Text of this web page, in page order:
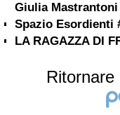
Giulia Mastrantoni
Spazio Esordienti
LA RAGAZZA DI
Ritornare